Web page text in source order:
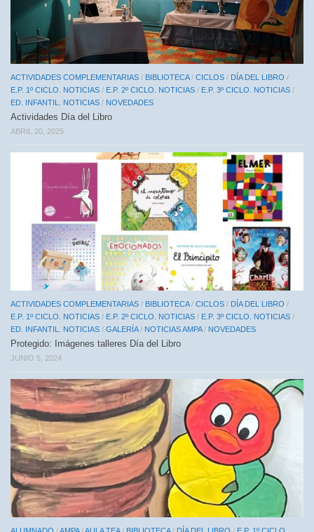
ACTIVIDADES COMPLEMENTARIAS / BIBLIOTECA/ CICLOS / DÍA DEL LIBRO /
E.P. 1º CICLO. NOTICIAS / E.P. 2º CICLO. NOTICIAS / E.P. 3º CICLO. NOTICIAS /
ED. INFANTIL. NOTICIAS / NOVEDADES
Actividades Día del Libro
ABRIL 20, 2025
ACTIVIDADES COMPLEMENTARIAS / BIBLIOTECA/ CICLOS / DÍA DEL LIBRO /
E.P. 1º CICLO. NOTICIAS / E.P. 2º CICLO. NOTICIAS / E.P. 3º CICLO. NOTICIAS /
ED. INFANTIL. NOTICIAS / GALERÍA/ NOTICIAS AMPA/ NOVEDADES
Protegido: Imágenes talleres Día del Libro
JUNIO 5, 2024